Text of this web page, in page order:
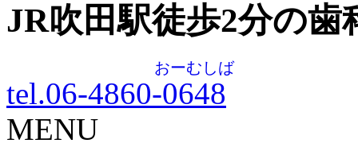
JR吹田駅徒歩2分の歯
tel.06-4860-0648
おーむしば
MENU